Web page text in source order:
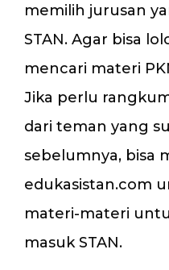
memilih jurusan
STAN. Agar bisa
mencari materi
Jika perlu
dari teman yang
sebelumnya, bisa
edukasistan.com
materi-materi
masuk STAN.